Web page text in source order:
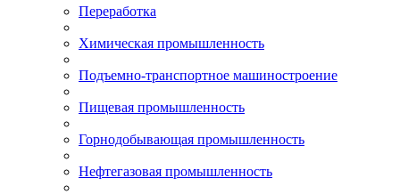
Переработка
Химическая промышленность
Подъемно-транспортное машиностроение
Пищевая промышленность
Горнодобывающая промышленность
Нефтегазовая промышленность